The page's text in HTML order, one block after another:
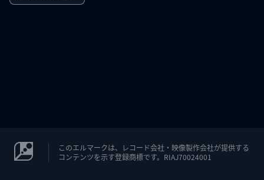
このエルマークは、レコード会社・映像製作会社が提供する
コンテンツを示す登録商標です。RIAJ70024001